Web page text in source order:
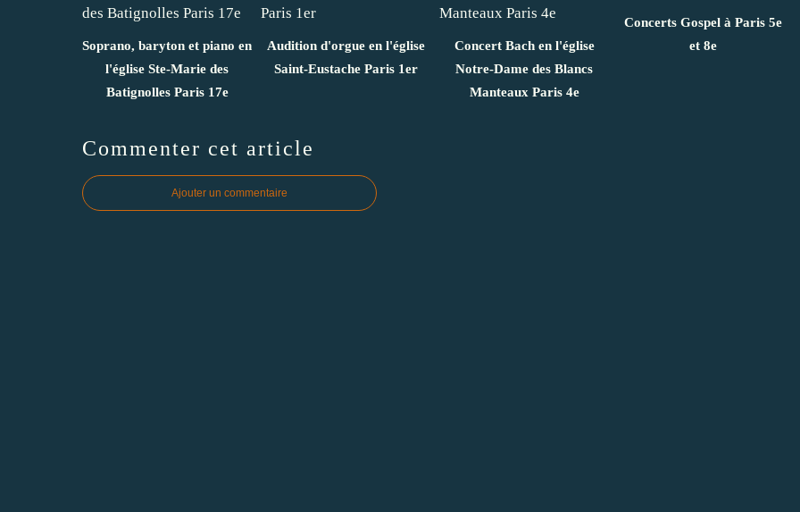
Soprano, baryton et piano en
l'église Ste-Marie des
Batignolles Paris 17e
Audition d'orgue en l'église
Saint-Eustache Paris 1er
Concert Bach en l'église
Notre-Dame des Blancs
Manteaux Paris 4e
Concerts Gospel à Paris 5e
et 8e
Commenter cet article
Ajouter un commentaire